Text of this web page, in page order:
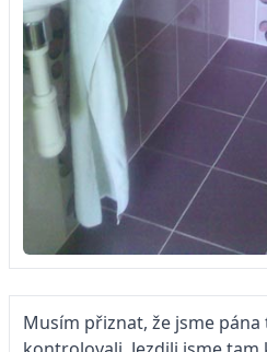
Musím přiznat, že jsme